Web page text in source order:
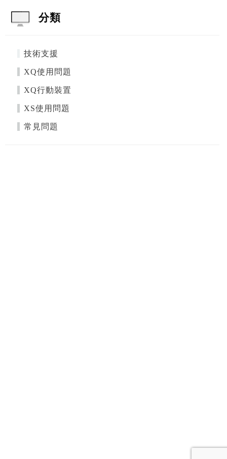
分類
技術支援
XQ使用問題
XQ行動裝置
XS使用問題
常見問題